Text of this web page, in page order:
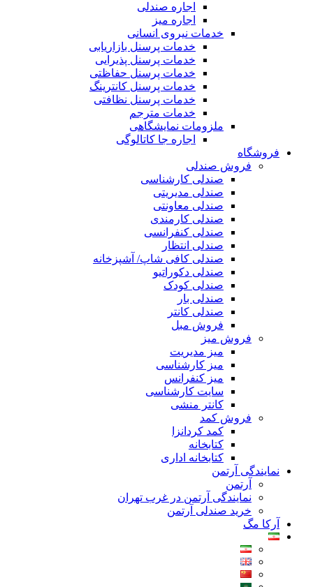
اجاره صندلی
اجاره میز
خدمات نیروی انسانی
خدمات پرسنل بازاریابی
خدمات پرسنل پذیرایی
خدمات پرسنل حفاظتی
خدمات پرسنل کانترینگ
خدمات پرسنل نظافتی
خدمات مترجم
ملزومات نمایشگاهی
اجاره جا کاتالوگی
فروشگاه
فروش صندلی
صندلی کارشناسی
صندلی مدیریتی
صندلی معاونتی
صندلی کارمندی
صندلی کنفرانسی
صندلی انتظار
صندلی کافی شاپ/ آشپزخانه
صندلی دکوراتیو
صندلی کودک
صندلی بار
صندلی کانتر
فروش مبل
فروش میز
میز مدیریت
میز کارشناسی
میز کنفرانس
سایت کارشناسی
کانتر منشی
فروش کمد
کمد کردانزا
کتابخانه
کتابخانه اداری
نمایندگی آرتمن
آرتمن
نمایندگی آرتمن در غرب تهران
خرید صندلی آرتمن
آرکا مگ